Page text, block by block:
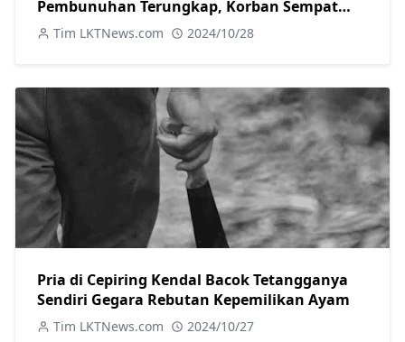
Pembunuhan Terungkap, Korban Sempat
Melawan
Tim LKTNews.com 2024/10/28
Pria di Cepiring Kendal Bacok Tetangganya
Sendiri Gegara Rebutan Kepemilikan Ayam
Tim LKTNews.com 2024/10/27